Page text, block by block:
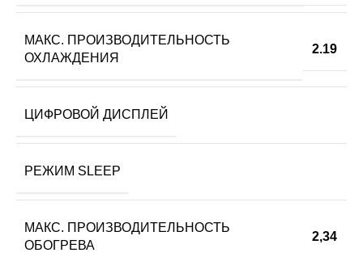
МАКС. ПРОИЗВОДИТЕЛЬНОСТЬ
ОХЛАЖДЕНИЯ
2.19
ЦИФРОВОЙ ДИСПЛЕЙ
РЕЖИМ SLEEP
МАКС. ПРОИЗВОДИТЕЛЬНОСТЬ
ОБОГРЕВА
2,34